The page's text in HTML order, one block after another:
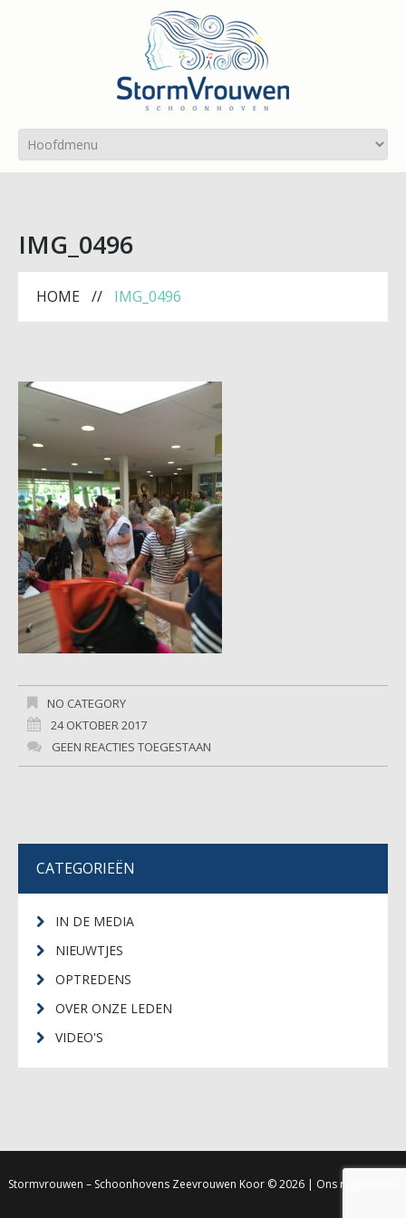
IMG_0496
HOME IMG_0496
NO CATEGORY
24 OKTOBER 2017
GEEN REACTIES TOEGESTAAN
CATEGORIEËN
IN DE MEDIA
NIEUWTJES
OPTREDENS
OVER ONZE LEDEN
VIDEO'S
Stormvrouwen – Schoonhovens Zeevrouwen Koor© 2026 | Ons regelement